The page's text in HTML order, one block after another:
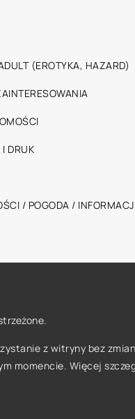
(EROTYKA, HAZARD)
DRUK
/ POGODA /
z witryny bez
momencie. Więcej